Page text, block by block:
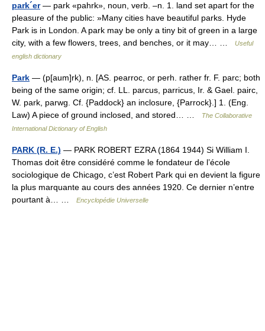
park´er— park «pahrk», noun, verb. –n. 1. land set apart for the
pleasure of the public: »Many cities have beautiful parks. Hyde
Park is in London. A park may be only a tiny bit of green in a large
city, with a few flowers, trees, and benches, or it may… …
Useful
english dictionary
Park — (p[aum]rk), n. [AS. pearroc, or perh. rather fr. F. parc; both
being of the same origin; cf. LL. parcus, parricus, Ir. & Gael. pairc,
W. park, parwg. Cf. {Paddock} an inclosure, {Parrock}.] 1. (Eng.
Law) A piece of ground inclosed, and stored… …
The Collaborative
International Dictionary of English
PARK (R. E.) — PARK ROBERT EZRA (1864 1944) Si William I.
Thomas doit être considéré comme le fondateur de l’école
sociologique de Chicago, c’est Robert Park qui en devient la figure
la plus marquante au cours des années 1920. Ce dernier n’entre
pourtant à… …
Encyclopédie Universelle